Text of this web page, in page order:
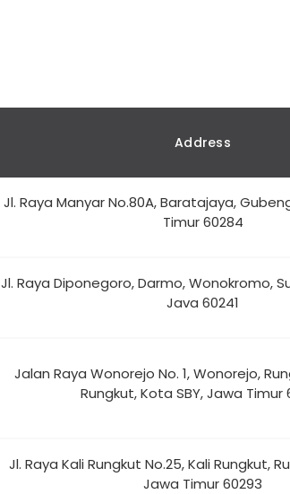
Address
Jl. Raya Manyar No.80A, Baratajaya,
Timur 60284
Jl. Raya Diponegoro, Darmo, Wonokromo,
Java 60241
Jalan Raya Wonorejo No. 1, Wonorejo,
Rungkut, Kota SBY, Jawa Timur
Jl. Raya Kali Rungkut No.25, Kali Rungkut,
Jawa Timur 60293